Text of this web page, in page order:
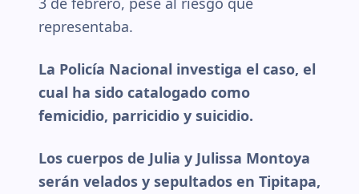
representaba.
La Policía Nacional investiga el caso, el
cual ha sido catalogado como
femicidio, parricidio y suicidio.
Los cuerpos de Julia y Julissa Montoya
serán velados y sepultados en Tipitapa,